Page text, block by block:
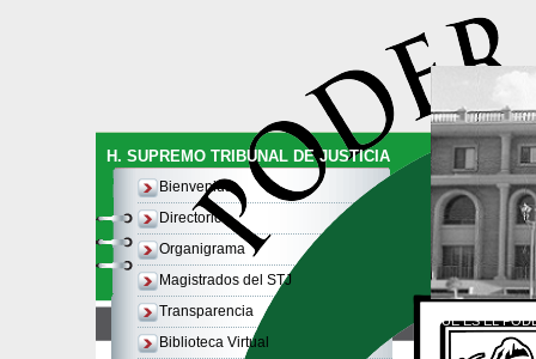
H. SUPREMO TRIBUNAL DE JUSTICIA
Bienvenida
Directorio
Organigrama
Magistrados del STJ
Transparencia
Biblioteca Virtual
QUE ES EL